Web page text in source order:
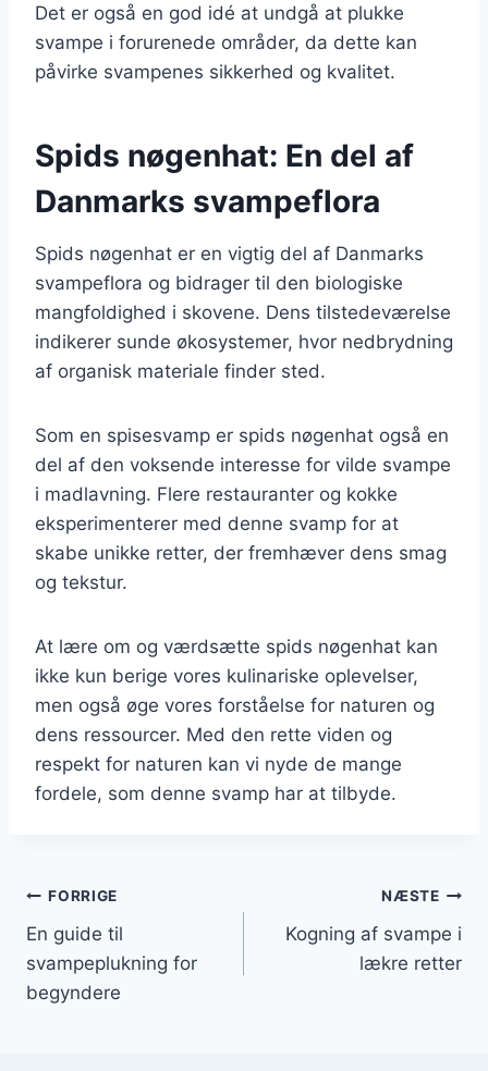
Det er også en god idé at undgå at plukke
svampe i forurenede områder, da dette kan
påvirke svampenes sikkerhed og kvalitet.
Spids nøgenhat: En del af
Danmarks svampeflora
Spids nøgenhat er en vigtig del af Danmarks
svampeflora og bidrager til den biologiske
mangfoldighed i skovene. Dens tilstedeværelse
indikerer sunde økosystemer, hvor nedbrydning
af organisk materiale finder sted.
Som en spisesvamp er spids nøgenhat også en
del af den voksende interesse for vilde svampe
i madlavning. Flere restauranter og kokke
eksperimenterer med denne svamp for at
skabe unikke retter, der fremhæver dens smag
og tekstur.
At lære om og værdsætte spids nøgenhat kan
ikke kun berige vores kulinariske oplevelser,
men også øge vores forståelse for naturen og
dens ressourcer. Med den rette viden og
respekt for naturen kan vi nyde de mange
fordele, som denne svamp har at tilbyde.
Indlægsnavigation
FORRIGE
En guide til
svampeplukning for
begyndere
NÆSTE
Kogning af svampe i
lækre retter